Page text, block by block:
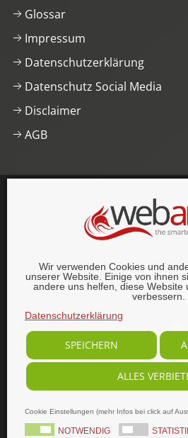
Wir verwenden Cookies und
unserer Website. Einige von ihnen
andere uns helfen, diese Website
verbessern.
Datenschutzerklärung
SPEICHERN
ALLES
Cookie Einstellungen (mehr Infos bei click auf
NOTWENDIG
Glossar
Impressum
Datenschutzerklärung
Datenschutz Social Media
Disclaimer
AGB
This website was proudly built with
CSS3.
Alle Rechte vorbehalten.